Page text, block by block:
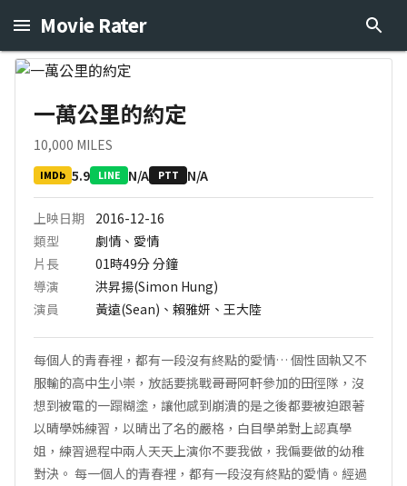
Movie Rater
一萬公里的約定
10,000 MILES
IMDb 5.9 LINE N/A PTT N/A
上映日期
2016-12-16
類型
劇情、愛情
片長
01時49分分鐘
導演
洪昇揚(Simon Hung)
演員
黃遠(Sean)、賴雅妍、王大陸
每個人的青春裡，都有一段沒有終點的愛情… 個性固執又不
服輸的高中生小崇，放話要挑戰哥哥阿軒參加的田徑隊，沒
想到被電的一蹋糊塗，讓他感到崩潰的是之後都要被迫跟著
以晴學姊練習，以晴出了名的嚴格，白目學弟對上認真學
姐，練習過程中兩人天天上演你不要我做，我偏要做的幼稚
對決。 每一個人的青春裡，都有一段沒有終點的愛情。經過